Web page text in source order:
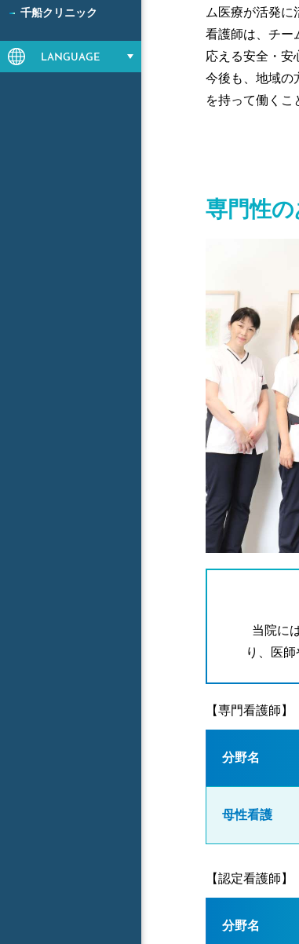
千船クリニック
LANGUAGE
ム医療が活発に
看護師は、チー
応える安全・安
今後も、地域の
を持って働くこ
専門性
当院に
り、医
【専門看護師】
分野名
母性看護
【認定看護師】
分野名